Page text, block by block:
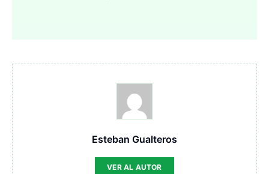
Esteban Gualteros
VER AL AUTOR